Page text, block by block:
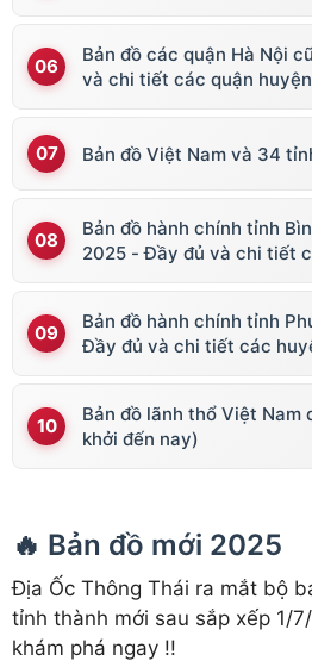
Bản đồ các quận Hà Nội
và chi tiết các quận huyện
Bản đồ Việt Nam và 34
Bản đồ hành chính tỉnh
2025 - Đầy đủ và chi tiết
Bản đồ hành chính tỉnh
Đầy đủ và chi tiết các
Bản đồ lãnh thổ Việt
khởi đến nay)
🔥 Bản đồ mới 2025
Địa Ốc Thông Thái ra mắt bộ
tỉnh thành mới sau sắp xếp 1/
khám phá ngay !!